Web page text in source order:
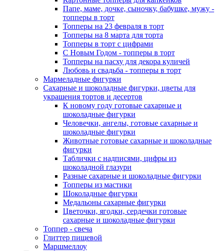
Папе, маме, дочке, сыночку, бабушке, мужу -
топперы в торт
Топперы на 23 февраля в торт
Топперы на 8 марта для торта
Топперы в торт с цифрами
С Новым Годом - топперы в торт
Топперы на пасху для декора куличей
Любовь и свадьба - топперы в торт
Мармеладные фигурки
Сахарные и шоколадные фигурки, цветы для
украшения тортов и десертов
К новому году готовые сахарные и
шоколадные фигурки
Человечки, ангелы, готовые сахарные и
шоколадные фигурки
Животные готовые сахарные и шоколадные
фигурки
Таблички с надписями, цифры из
шоколадной глазури
Разные сахарные и шоколадные фигурки
Топперы из мастики
Шоколадные фигурки
Медальоны сахарные фигурки
Цветочки, ягодки, сердечки готовые
сахарные и шоколадные фигурки
Топпер - свеча
Глиттер пищевой
Маршмеллоу